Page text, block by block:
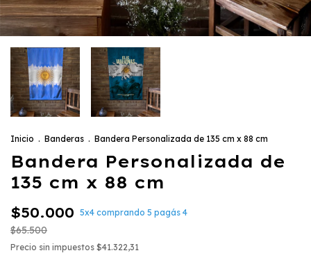
Inicio . Banderas . Bandera Personalizada de 135 cm x 88 cm
Bandera Personalizada de
135 cm x 88 cm
$50.000 5x4 comprando 5 pagás 4
$65.500
Precio sin impuestos $41.322,31